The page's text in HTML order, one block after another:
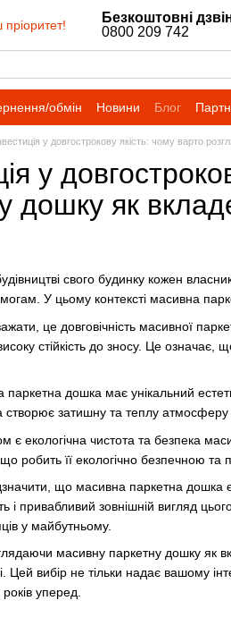
Безкоштовні
0800 209 742
обмін Новини Блог
у довгострокову якість: чому варто
у
дошку як
свого будинку кожен
У цьому контексті масивна
це довговічність масивної
стійкість до зносу. Це означає,
паркетна дошка має унікальний
створює затишну та теплу
є екологічна чистота та безпека
робить її екологічно безпечною
що масивна паркетна дошка
і привабливий зовнішній вигляд
у майбутньому.
масивну паркетну дошку як
Цей вибір не тільки надає вашому
уперед.